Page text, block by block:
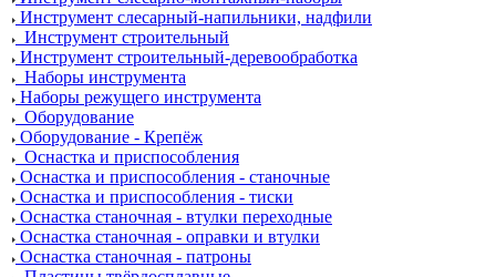
Инструмент слесарный-напильники, надфили
Инструмент строительный
Инструмент строительный-деревообработка
Наборы инструмента
Наборы режущего инструмента
Оборудование
Оборудование - Крепёж
Оснастка и приспособления
Оснастка и приспособления - станочные
Оснастка и приспособления - тиски
Оснастка станочная - втулки переходные
Оснастка станочная - оправки и втулки
Оснастка станочная - патроны